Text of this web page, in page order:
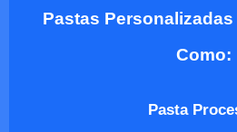
Pastas
Como:
Pasta